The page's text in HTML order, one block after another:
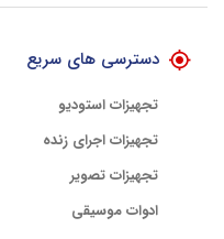
دسترسی های سریع
تجهیزات استودیو
تجهیزات اجرای زنده
تجهیزات تصویر
ادوات موسیقی